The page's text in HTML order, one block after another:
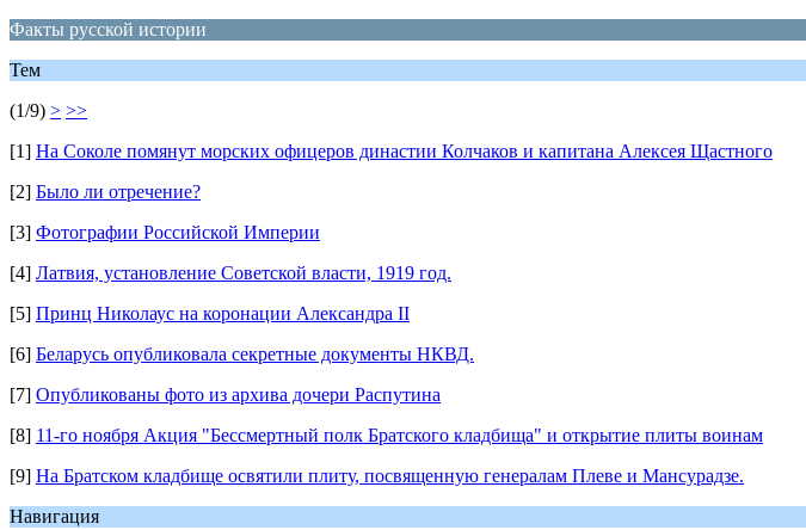
Факты русской истории
Тем
(1/9) > >>
[1] На Соколе помянут морских офицеров династии Колчаков и капитана Алексея Щастного
[2] Было ли отречение?
[3] Фотографии Российской Империи
[4] Латвия, установление Советской власти, 1919 год.
[5] Принц Николаус на коронации Александра II
[6] Беларусь опубликовала секретные документы НКВД.
[7] Опубликованы фото из архива дочери Распутина
[8] 11-го ноября Акция "Бессмертный полк Братского кладбища" и открытие плиты воинам
[9] На Братском кладбище освятили плиту, посвященную генералам Плеве и Мансурадзе.
Навигация